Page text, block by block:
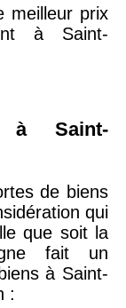
085 €
meilleur prix
à Saint-
à Saint-
de biens
qui
que soit la
fait un
à Saint-
: